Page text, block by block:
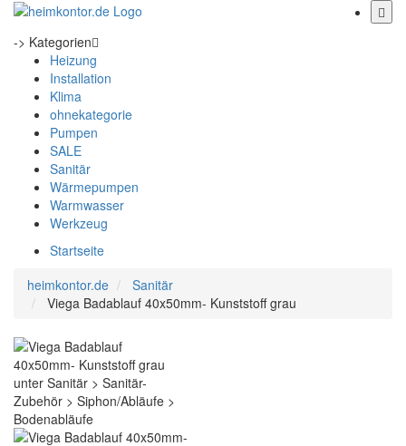
-> Kategorien
Heizung
Installation
Klima
ohnekategorie
Pumpen
SALE
Sanitär
Wärmepumpen
Warmwasser
Werkzeug
Startseite
heimkontor.de
Sanitär
Viega Badablauf 40x50mm- Kunststoff grau